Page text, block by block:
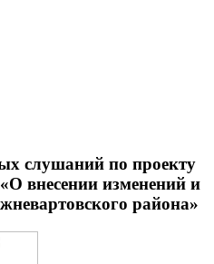
слушаний по проекту
внесении изменений и
района»